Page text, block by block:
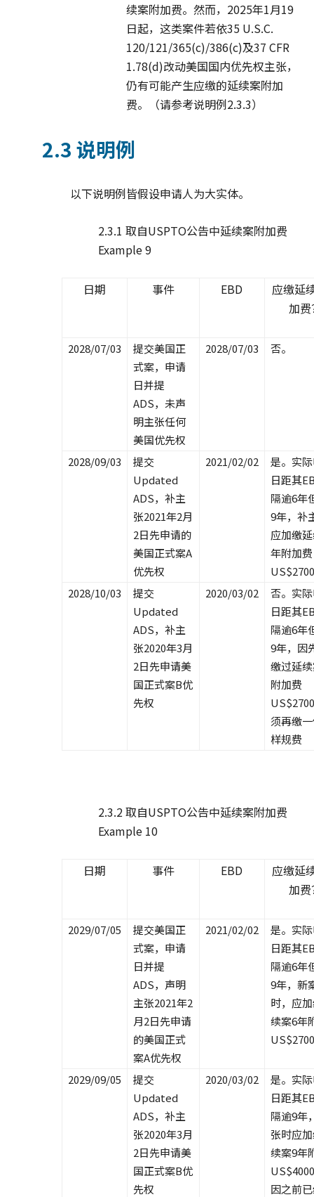
续案附加费。然而，2025年1月19
日起，这类案件若依35 U.S.C.
120/121/365(c)/386(c)及37 CFR
1.78(d)改动美国国内优先权主张，
仍有可能产生应缴的延续案附加
费。（请参考说明例2.3.3）
2.3 说明例
以下说明例皆假设申请人为大实体。
2.3.1 取自USPTO公告中延续案附加费
Example 9
日期 事件 EBD
应缴延
加
2028/07/03
提交美国正
式案，申请
日并提
ADS，未声
明主张任何
美国优先权
2028/07/03 否。
2028/09/03
提交
Updated
ADS，补主
张2021年2月
2日先申请的
美国正式案A
优先权
2021/02/02
是。实
日距其
隔逾6年
9年，补
应加缴
年附加费
US$2700
2028/10/03
提交
Updated
ADS，补主
张2020年3月
2日先申请美
国正式案B优
先权
2020/03/02
否。实
日距其
隔逾6年
9年，因
缴过延
附加费
须再缴
样规费
2.3.2 取自USPTO公告中延续案附加费
Example 10
日期 事件 EBD
应缴延
加
2029/07/05
提交美国正
式案，申请
日并提
ADS，声明
主张2021年2
月2日先申请
的美国正式
案A优先权
2021/02/02
是。实
日距其
隔逾6年
9年，新
时，应
续案6年
US$2700
2029/09/05
提交
Updated
ADS，补主
张2020年3月
2日先申请美
国正式案B优
先权
2020/03/02
是。实
日距其
隔逾9年
张时应
续案9年
因之前